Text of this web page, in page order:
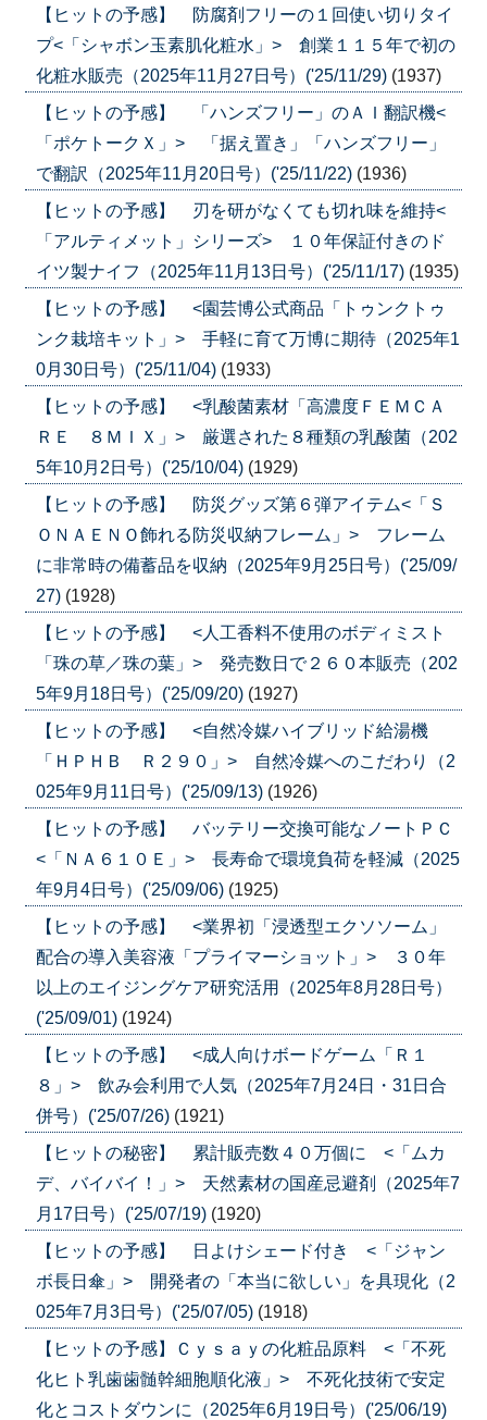
【ヒットの予感】 防腐剤フリーの１回使い切りタイ
プ<「シャボン玉素肌化粧水」> 創業１１５年で初の
化粧水販売（2025年11月27日号）('25/11/29) (1937)
【ヒットの予感】 「ハンズフリー」のＡＩ翻訳機<
「ポケトークＸ」> 「据え置き」「ハンズフリー」
で翻訳（2025年11月20日号）('25/11/22) (1936)
【ヒットの予感】 刃を研がなくても切れ味を維持<
「アルティメット」シリーズ> １０年保証付きのド
イツ製ナイフ（2025年11月13日号）('25/11/17) (1935)
【ヒットの予感】 <園芸博公式商品「トゥンクトゥ
ンク栽培キット」> 手軽に育て万博に期待（2025年1
0月30日号）('25/11/04) (1933)
【ヒットの予感】 <乳酸菌素材「高濃度ＦＥＭＣＡ
ＲＥ ８ＭＩＸ」> 厳選された８種類の乳酸菌（202
5年10月2日号）('25/10/04) (1929)
【ヒットの予感】 防災グッズ第６弾アイテム<「Ｓ
ＯＮＡＥＮＯ飾れる防災収納フレーム」> フレーム
に非常時の備蓄品を収納（2025年9月25日号）('25/09/
27) (1928)
【ヒットの予感】 <人工香料不使用のボディミスト
「珠の草／珠の葉」> 発売数日で２６０本販売（202
5年9月18日号）('25/09/20) (1927)
【ヒットの予感】 <自然冷媒ハイブリッド給湯機
「ＨＰＨＢ Ｒ２９０」> 自然冷媒へのこだわり（2
025年9月11日号）('25/09/13) (1926)
【ヒットの予感】 バッテリー交換可能なノートＰＣ
<「ＮＡ６１０Ｅ」> 長寿命で環境負荷を軽減（2025
年9月4日号）('25/09/06) (1925)
【ヒットの予感】 <業界初「浸透型エクソソーム」
配合の導入美容液「プライマーショット」> ３０年
以上のエイジングケア研究活用（2025年8月28日号）
('25/09/01) (1924)
【ヒットの予感】 <成人向けボードゲーム「Ｒ１
８」> 飲み会利用で人気（2025年7月24日・31日合
併号）('25/07/26) (1921)
【ヒットの秘密】 累計販売数４０万個に <「ムカ
デ、バイバイ！」> 天然素材の国産忌避剤（2025年7
月17日号）('25/07/19) (1920)
【ヒットの予感】 日よけシェード付き <「ジャン
ボ長日傘」> 開発者の「本当に欲しい」を具現化（2
025年7月3日号）('25/07/05) (1918)
【ヒットの予感】Ｃｙｓａｙの化粧品原料 <「不死
化ヒト乳歯歯髄幹細胞順化液」> 不死化技術で安定
化とコストダウンに（2025年6月19日号）('25/06/19)